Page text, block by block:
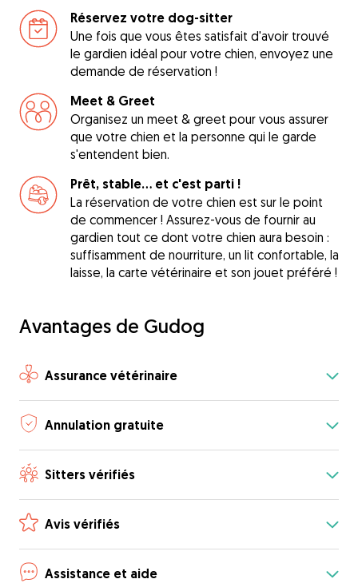
Réservez votre dog-sitter
Une fois que vous êtes satisfait d'avoir trouvé
le gardien idéal pour votre chien, envoyez une
demande de réservation !
Meet & Greet
Organisez un meet & greet pour vous assurer
que votre chien et la personne qui le garde
s'entendent bien.
Prêt, stable... et c'est parti !
La réservation de votre chien est sur le point
de commencer ! Assurez-vous de fournir au
gardien tout ce dont votre chien aura besoin :
suffisamment de nourriture, un lit confortable, la
laisse, la carte vétérinaire et son jouet préféré !
Avantages de Gudog
Assurance vétérinaire
Annulation gratuite
Sitters vérifiés
Avis vérifiés
Assistance et aide